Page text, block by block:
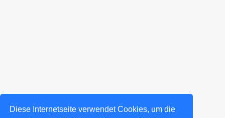
Diese Internetseite verwendet Cookies, um die